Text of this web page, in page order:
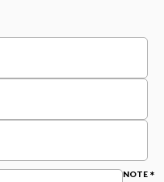
NOTE